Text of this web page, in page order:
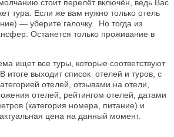
стоит перелёт включён, ведь Вас
тура. Если же вам нужно только отель
— уберите галочку. Но тогда из
Останется только проживание в
ищет все туры, которые соответствуют
итоге выходит список отелей и туров, с
отелей, отзывами на отели,
отелей, рейтингом отелей, датами
(категория номера, питание) и
цена на данный момент.